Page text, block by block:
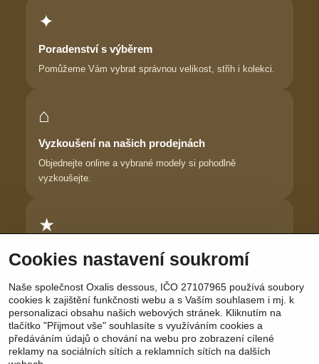
✦
Poradenství s výběrem
Pomůžeme Vám vybrat správnou velikost, střih i kolekci.
⌂
Vyzkoušení na našich prodejnách
Objednejte online a vybrané modely si pohodlně
vyzkoušejte.
★
Důvěra zákaznic
cítí krásně.
Sledujte nás: Facebook | Instagram | YouTube
Cookies nastavení soukromí
Naše společnost Oxalis dessous, IČO 27107965 používá soubory
cookies k zajištění funkčnosti webu a s Vaším souhlasem i mj. k
personalizaci obsahu našich webových stránek. Kliknutím na
tlačítko "Přijmout vše" souhlasíte s využíváním cookies a
předáváním údajů o chování na webu pro zobrazení cílené
reklamy na sociálních sítích a reklamních sítích na dalších